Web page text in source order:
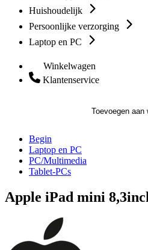
Huishoudelijk
Persoonlijke verzorging
Laptop en PC
Winkelwagen
Klantenservice
Toevoegen aan
Begin
Laptop en PC
PC/Multimedia
Tablet-PCs
Apple iPad mini